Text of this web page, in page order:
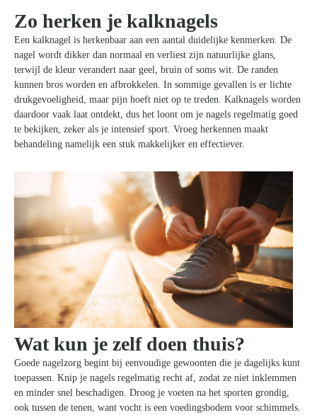
Zo herken je kalknagels
Een kalknagel is herkenbaar aan een aantal duidelijke kenmerken. De
nagel wordt dikker dan normaal en verliest zijn natuurlijke glans,
terwijl de kleur verandert naar geel, bruin of soms wit. De randen
kunnen bros worden en afbrokkelen. In sommige gevallen is er lichte
drukgevoeligheid, maar pijn hoeft niet op te treden. Kalknagels worden
daardoor vaak laat ontdekt, dus het loont om je nagels regelmatig goed
te bekijken, zeker als je intensief sport. Vroeg herkennen maakt
behandeling namelijk een stuk makkelijker en effectiever.
Wat kun je zelf doen thuis?
Goede nagelzorg begint bij eenvoudige gewoonten die je dagelijks kunt
toepassen. Knip je nagels regelmatig recht af, zodat ze niet inklemmen
en minder snel beschadigen. Droog je voeten na het sporten grondig,
ook tussen de tenen, want vocht is een voedingsbodem voor schimmels.